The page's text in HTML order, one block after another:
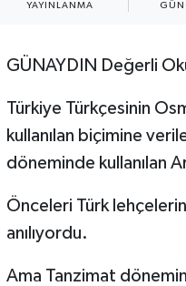
YAYINLANMA
GÜNAYDIN Değerli
Türkiye Türkçesinin
kullanılan biçimine
döneminde kullanılan
Önceleri Türk
anılıyordu.
Ama Tanzimat